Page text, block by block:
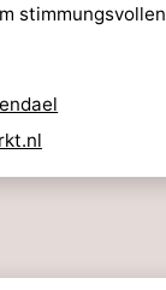
stimmungsvollen